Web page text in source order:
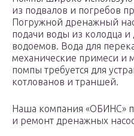
из подвалов и погребов
Погружной дренажный
подачи воды из колодца и
водоемов. Вода для
механические примеси и
помпы требуется для
котлованов и траншей.
Наша компания «ОБИНС»
и ремонт дренажных